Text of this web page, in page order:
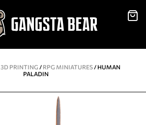
3D PRINTING / RPG MINIATURES/ HUMAN
PALADIN